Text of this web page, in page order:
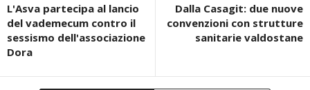
L'Asva partecipa al lancio
del vademecum contro il
sessismo dell'associazione
Dora
Dalla Casagit: due nuove
convenzioni con strutture
sanitarie valdostane